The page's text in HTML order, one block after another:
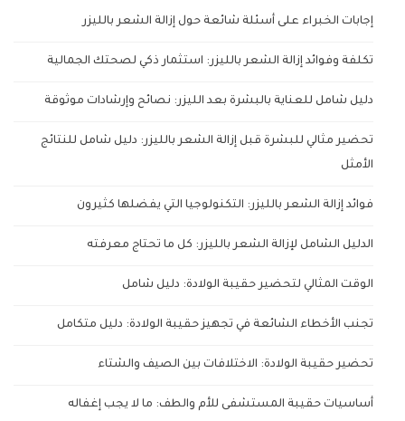
إجابات الخبراء على أسئلة شائعة حول إزالة الشعر بالليزر
تكلفة وفوائد إزالة الشعر بالليزر: استثمار ذكي لصحتك الجمالية
دليل شامل للعناية بالبشرة بعد الليزر: نصائح وإرشادات موثوقة
تحضير مثالي للبشرة قبل إزالة الشعر بالليزر: دليل شامل للنتائج
الأمثل
فوائد إزالة الشعر بالليزر: التكنولوجيا التي يفضلها كثيرون
الدليل الشامل لإزالة الشعر بالليزر: كل ما تحتاج معرفته
الوقت المثالي لتحضير حقيبة الولادة: دليل شامل
تجنب الأخطاء الشائعة في تجهيز حقيبة الولادة: دليل متكامل
تحضير حقيبة الولادة: الاختلافات بين الصيف والشتاء
أساسيات حقيبة المستشفى للأم والطف: ما لا يجب إغفاله